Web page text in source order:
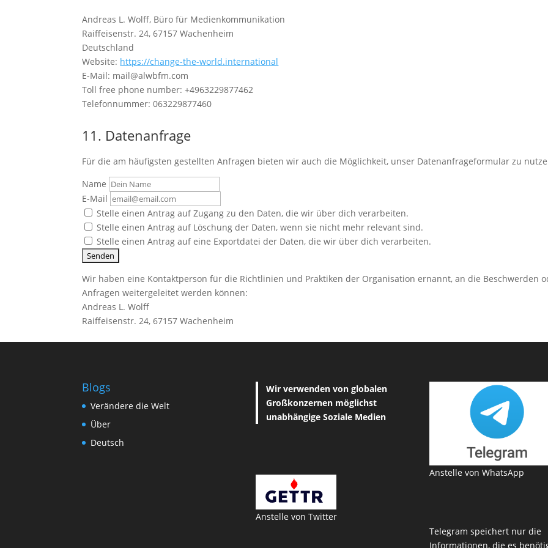
Andreas L. Wolff, Büro für Medienkommunikation
Raiffeisenstr. 24, 67157 Wachenheim
Deutschland
Website: https://change-the-world.international
E-Mail: mail@alwbfm.com
Toll free phone number: +4963229877462
Telefonnummer: 063229877460
11. Datenanfrage
Für die am häufigsten gestellten Anfragen bieten wir auch die Möglichkeit, unser Datenanfrageformular zu
Name
E-Mail
Stelle einen Antrag auf Zugang zu den Daten, die wir über dich verarbeiten.
Stelle einen Antrag auf Löschung der Daten, wenn sie nicht mehr relevant sind.
Stelle einen Antrag auf eine Exportdatei der Daten, die wir über dich verarbeiten.
Wir haben eine Kontaktperson für die Richtlinien und Praktiken der Organisation ernannt, an die Beschwerden
Anfragen weitergeleitet werden können:
Andreas L. Wolff
Raiffeisenstr. 24, 67157 Wachenheim
Blogs
Verändere die Welt
Über
Deutsch
Wir verwenden von globalen
Großkonzernen möglichst
unabhängige Soziale Medien
Anstelle von Twitter
Anstelle von WhatsApp
Telegram speichert nur die
Informationen, die es